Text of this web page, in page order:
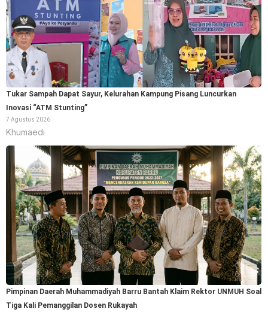
Tukar Sampah Dapat Sayur, Kelurahan Kampung Pisang Luncurkan
Inovasi “ATM Stunting”
7 Agustus 2026
Khumaedi
Pimpinan Daerah Muhammadiyah Barru Bantah Klaim Rektor UNMUH Soal
Tiga Kali Pemanggilan Dosen Rukayah